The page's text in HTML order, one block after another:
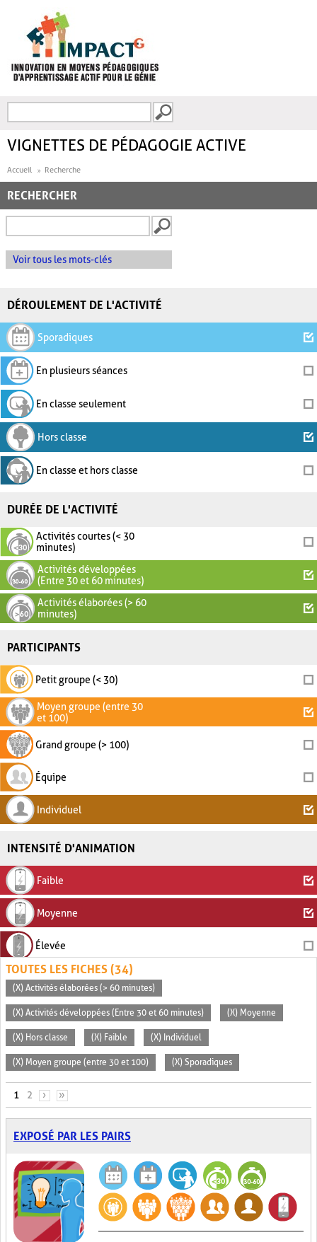
FORMULAIRE DE
VIGNETTES DE PÉDAGOGIE ACTIVE
Accueil Recherche
RECHERCHER
Voir tous les mots-clés
DÉROULEMENT DE L'ACTIVITÉ
Sporadiques
En plusieurs séances
En classe seulement
Hors classe
En classe et hors classe
DURÉE DE L'ACTIVITÉ
Activités courtes (< 30
minutes)
Activités développées
(Entre 30 et 60 minutes)
Activités élaborées (> 60
minutes)
PARTICIPANTS
Petit groupe (< 30)
Moyen groupe (entre 30
et 100)
Grand groupe (> 100)
Équipe
Individuel
INTENSITÉ D'ANIMATION
Faible
Moyenne
Élevée
TOUTES LES FICHES (34)
(X) Activités élaborées (> 60 minutes)
(X) Activités développées (Entre 30 et 60 minutes) (X) Moyenne
(X) Hors classe (X) Faible (X) Individuel
(X) Moyen groupe (entre 30 et 100) (X) Sporadiques
PAGES
1 2 › »
EXPOSÉ PAR LES PAIRS